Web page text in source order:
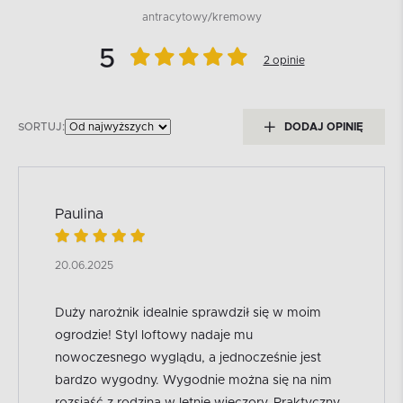
antracytowy/kremowy
5 2 opinie
SORTUJ: DODAJ OPINIĘ
Paulina
20.06.2025
Duży narożnik idealnie sprawdził się w moim
ogrodzie! Styl loftowy nadaje mu
nowoczesnego wyglądu, a jednocześnie jest
bardzo wygodny. Wygodnie można się na nim